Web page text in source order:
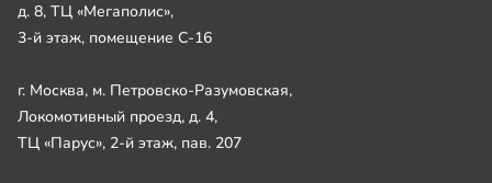
д. 8, ТЦ «Мегаполис»,
3-й этаж, помещение С-16
г. Москва, м. Петровско-Разумовская,
Локомотивный проезд, д. 4,
ТЦ «Парус», 2-й этаж, пав. 207